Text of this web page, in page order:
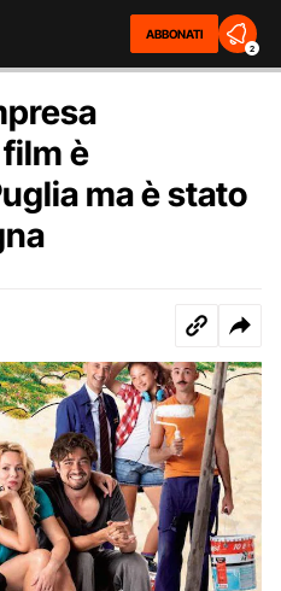
ABBONATI
2
è
ma è stato